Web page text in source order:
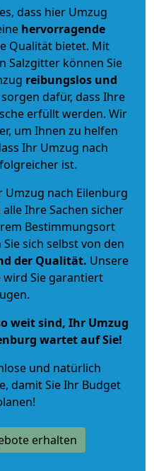
dass hier Umzug
hervorragende
Qualität bietet. Mit
Salzgitter können Sie
reibungslos und
dafür, dass Ihre
erfüllt werden. Wir
um Ihnen zu helfen
Ihr Umzug nach
ist.
Umzug nach Eilenburg
Ihre Sachen sicher
Bestimmungsort
sich selbst von den
der Qualität. Unsere
wird Sie garantiert
weit sind, Ihr Umzug
wartet auf Sie!
und natürlich
, damit Sie Ihr Budget
erhalten